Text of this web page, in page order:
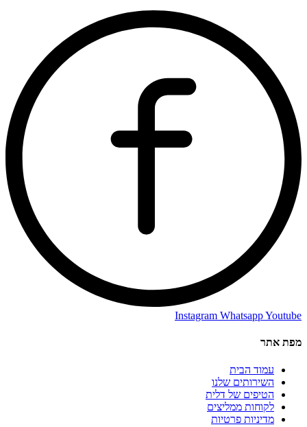
Instagram WhatsappYoutube
מפת אתר
עמוד הבית
השירותים שלנו
הטיפים של דלית
לקוחות ממליצים
מדיניות פרטיות